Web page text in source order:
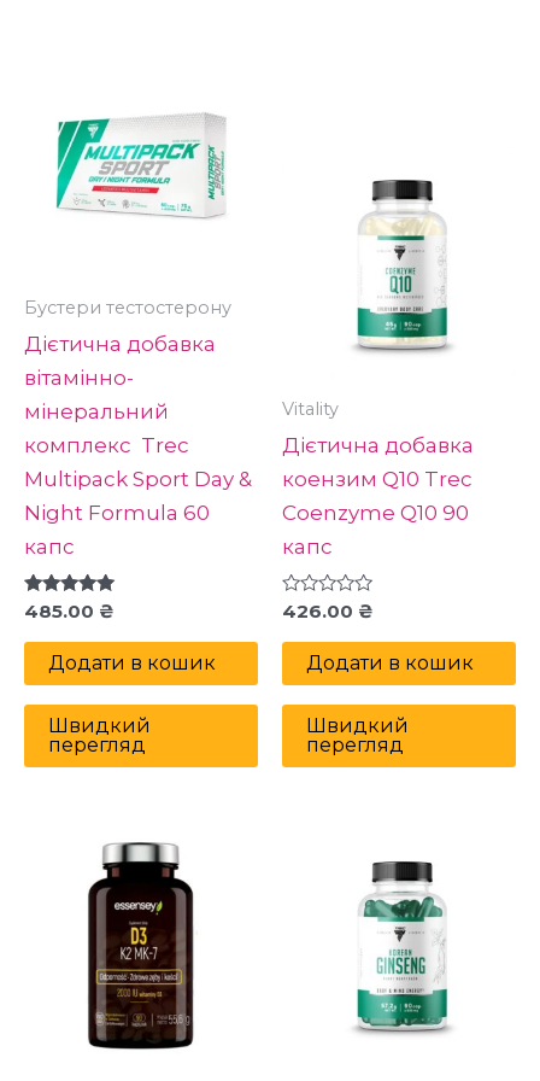
Бустери тестостерону
Дієтична добавка
вітамінно-
мінеральний
комплекс Trec
Multipack Sport Day &
Night Formula 60
капс
Оцінено в
з 5
485.00 ₴
Додати в кошик
Швидкий
перегляд
Vitality
Дієтична добавка
коензим Q10 Trec
Coenzyme Q10 90
капс
Оцінено
426.00 ₴
Додати в кошик
Швидкий
перегляд